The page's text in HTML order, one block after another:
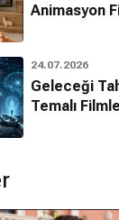
Animasyon
24.07.2026
Geleceği
Temalı